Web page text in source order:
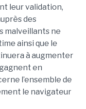
leur validation,
des
malveillants ne
ainsi que le
à augmenter
en
l’ensemble de
le navigateur